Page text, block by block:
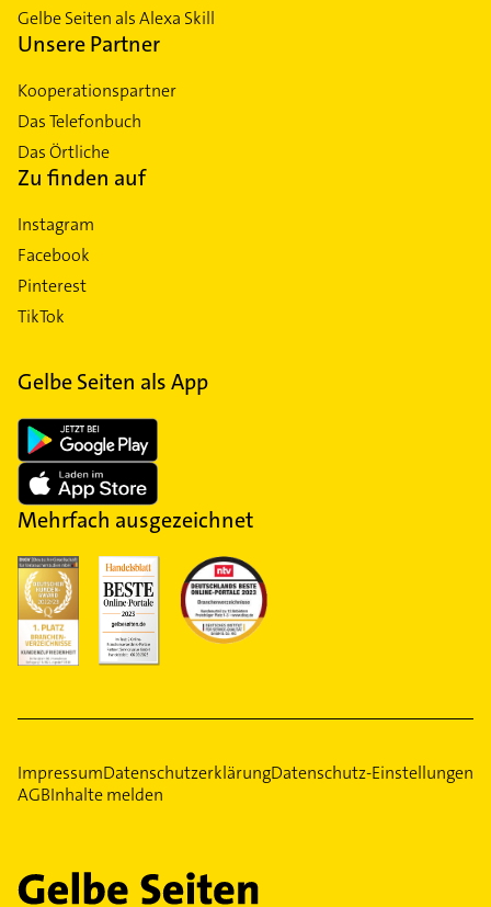
Gelbe Seiten als Alexa Skill
Unsere Partner
Kooperationspartner
Das Telefonbuch
Das Örtliche
Zu finden auf
Instagram
Facebook
Pinterest
TikTok
Gelbe Seiten als App
Mehrfach ausgezeichnet
ImpressumDatenschutzerklärungDatenschutz-Einstellungen
AGBInhalte melden